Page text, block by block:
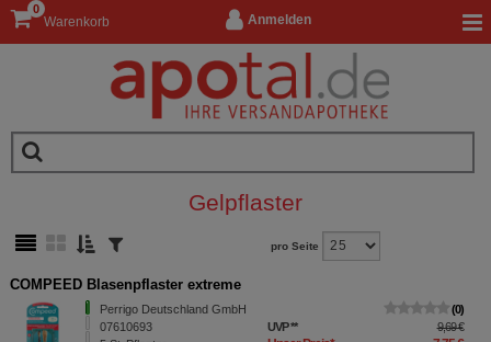
Anmelden
Warenkorb
0
Gelpflaster
pro Seite
COMPEED Blasenpflaster extreme
Perrigo Deutschland GmbH
07610693
0
UVP** 9,69 €